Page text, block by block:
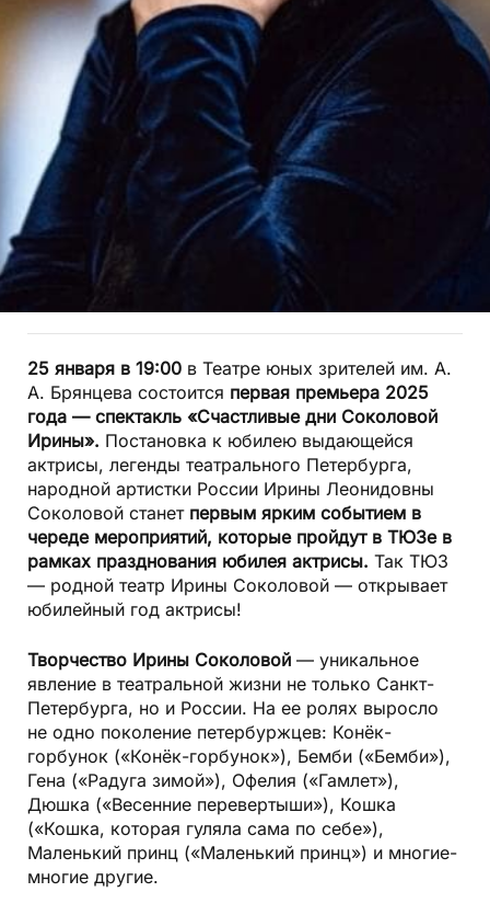
25 января в 19:00 в Театре юных зрителей им. А.
А. Брянцева состоится первая премьера 2025
года — спектакль «Счастливые дни Соколовой
Ирины». Постановка к юбилею выдающейся
актрисы, легенды театрального Петербурга,
народной артистки России Ирины Леонидовны
Соколовой станет первым ярким событием в
череде мероприятий, которые пройдут в ТЮЗе в
рамках празднования юбилея актрисы. Так ТЮЗ
— родной театр Ирины Соколовой — открывает
юбилейный год актрисы!
Творчество Ирины Соколовой — уникальное
явление в театральной жизни не только Санкт-
Петербурга, но и России. На ее ролях выросло
не одно поколение петербуржцев: Конёк-
горбунок («Конёк-горбунок»), Бемби («Бемби»),
Гена («Радуга зимой»), Офелия («Гамлет»),
Дюшка («Весенние перевертыши»), Кошка
(«Кошка, которая гуляла сама по себе»),
Маленький принц («Маленький принц») и многие-
многие другие.